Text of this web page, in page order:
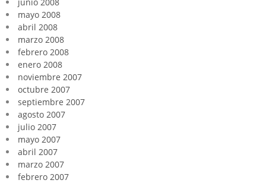
mayo 2008
abril 2008
marzo 2008
febrero 2008
enero 2008
noviembre 2007
octubre 2007
septiembre 2007
agosto 2007
julio 2007
mayo 2007
abril 2007
marzo 2007
febrero 2007